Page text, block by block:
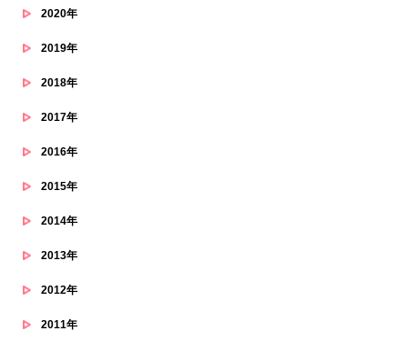
2020年
2019年
2018年
2017年
2016年
2015年
2014年
2013年
2012年
2011年